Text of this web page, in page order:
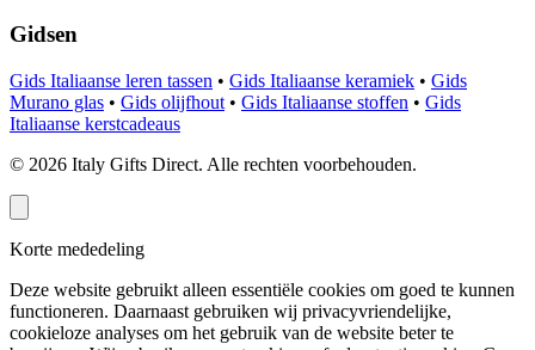
Gidsen
Gids Italiaanse leren tassen • Gids Italiaanse keramiek • Gids
Murano glas • Gids olijfhout • Gids Italiaanse stoffen • Gids
Italiaanse kerstcadeaus
© 2026 Italy Gifts Direct. Alle rechten voorbehouden.
Korte mededeling
Deze website gebruikt alleen essentiële cookies om goed te kunnen
functioneren. Daarnaast gebruiken wij privacyvriendelijke,
cookieloze analyses om het gebruik van de website beter te